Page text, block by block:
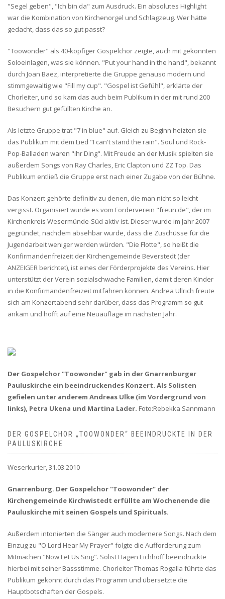
"Segel geben", "Ich bin da" zum Ausdruck. Ein absolutes Highlight
war die Kombination von Kirchenorgel und Schlagzeug. Wer hätte
gedacht, dass das so gut passt?
"Toowonder" als 40-köpfiger Gospelchor zeigte, auch mit gekonnten
Soloeinlagen, was sie können. "Put your hand in the hand", bekannt
durch Joan Baez, interpretierte die Gruppe genauso modern und
stimmgewaltig wie "Fill my cup". "Gospel ist Gefühl", erklärte der
Chorleiter, und so kam das auch beim Publikum in der mit rund 200
Besuchern gut gefüllten Kirche an.
Als letzte Gruppe trat "7 in blue" auf. Gleich zu Beginn heizten sie
das Publikum mit dem Lied "I can't stand the rain". Soul und Rock-
Pop-Balladen waren "ihr Ding". Mit Freude an der Musik spielten sie
außerdem Songs von Ray Charles, Eric Clapton und ZZ Top. Das
Publikum entließ die Gruppe erst nach einer Zugabe von der Bühne.
Das Konzert gehörte definitiv zu denen, die man nicht so leicht
vergisst. Organisiert wurde es vom Förderverein "freun.de", der im
Kirchenkreis Wesermünde-Süd aktiv ist. Dieser wurde im Jahr 2007
gegründet, nachdem absehbar wurde, dass die Zuschüsse für die
Jugendarbeit weniger werden würden. "Die Flotte", so heißt die
Konfirmandenfreizeit der Kirchengemeinde Beverstedt (der
ANZEIGER berichtet), ist eines der Förderprojekte des Vereins. Hier
unterstützt der Verein sozialschwache Familien, damit deren Kinder
in die Konfirmandenfreizeit mitfahren können. Andrea Ullrich freute
sich am Konzertabend sehr darüber, dass das Programm so gut
ankam und hofft auf eine Neuauflage im nächsten Jahr.
Der Gospelchor "Toowonder" gab in der Gnarrenburger
Pauluskirche ein beeindruckendes Konzert. Als Solisten
gefielen unter anderem Andreas Ulke (im Vordergrund von
links), Petra Ukena und Martina Lader. Foto:Rebekka Sannmann
DER GOSPELCHOR „TOOWONDER“ BEEINDRUCKTE IN DER
PAULUSKIRCHE
Weserkurier, 31.03.2010
Gnarrenburg. Der Gospelchor "Toowonder" der
Kirchengemeinde Kirchwistedt erfüllte am Wochenende die
Pauluskirche mit seinen Gospels und Spirituals.
Außerdem intonierten die Sänger auch modernere Songs. Nach dem
Einzug zu "O Lord Hear My Prayer" folgte die Aufforderung zum
Mitmachen "Now Let Us Sing". Solist Hagen Eichhoff beeindruckte
hierbei mit seiner Bassstimme. Chorleiter Thomas Rogalla führte das
Publikum gekonnt durch das Programm und übersetzte die
Hauptbotschaften der Gospels.